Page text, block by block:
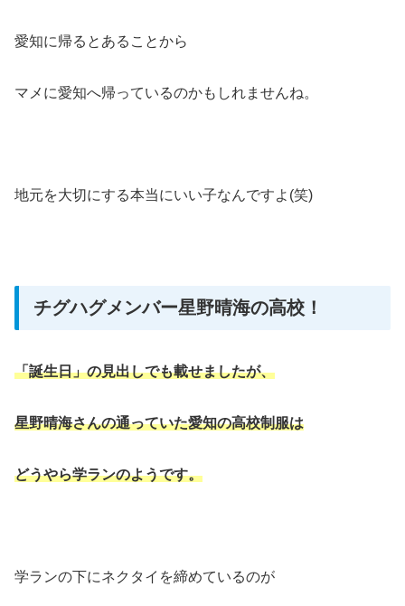
愛知に帰るとあることから
マメに愛知へ帰っているのかもしれませんね。
地元を大切にする本当にいい子なんですよ(笑)
チグハグメンバー星野晴海の高校！
「誕生日」の見出しでも載せましたが、
星野晴海さんの通っていた愛知の高校制服は
どうやら学ランのようです。
学ランの下にネクタイを締めているのが